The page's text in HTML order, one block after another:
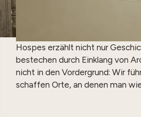
Hospes erzählt nicht nur
bestechen durch Einklang von
nicht in den Vordergrund: Wir
schaffen Orte, an denen man